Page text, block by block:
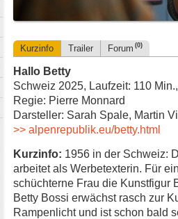
Kurzinfo Trailer Forum (0)
Hallo Betty
Schweiz 2025, Laufzeit: 110
Regie: Pierre Monnard
Darsteller: Sarah Spale, Martin
>> alpenrepublik.eu/betty.html
Kurzinfo: 1956 in der Schweiz:
arbeitet als Werbetexterin. Für
schüchterne Frau die Kunstfigur
Betty Bossi erwächst rasch zur
Rampenlicht und ist schon bald